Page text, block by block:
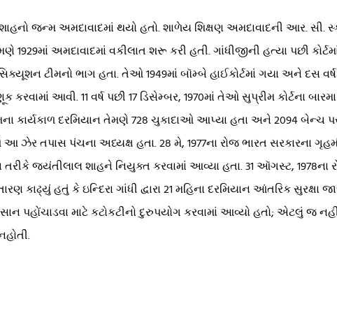
જન્મ અમદાવાદમાં થયો હતો. શાળેય શિક્ષણ અમદાવાદની આર.
અમદાવાદમાં વકીલાત શરૂ કરી હતી. ગાંધીજીની હત્યા પછી
ટીમનો ભાગ હતા. તેઓ 1949માં બૉમ્બે હાઈકોર્ટમાં ગયા અને દસ વર્ષ
કરવામાં આવી. 11 વર્ષ પછી 17 ડિસેમ્બર, 1970માં તેઓ સુપ્રીમ કોર્ટના
કાર્યકાળ દરમિયાન તેમણે 728 ચુકાદાઓ આપ્યા હતા અને 2094 બેન્ચ
ઝેર તપાસ પંચના અધ્યક્ષ હતા. 28 મે, 1977ના રોજ ભારત સરકારના
જયંતીલાલ શાહને નિયુક્ત કરવામાં આવ્યા હતા. 31 ઑગસ્ટ,
કાઢ્યું હતું કે ઇન્દિરા ગાંધી દ્વારા 21 મહિના દરમિયાન આંતરિક
પહોંચાડવા માટે કટોકટીનો દુરુપયોગ કરવામાં આવ્યો હતો; એટલું જ